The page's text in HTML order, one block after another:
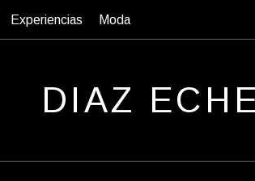
Experiencias Moda
D IAZ E